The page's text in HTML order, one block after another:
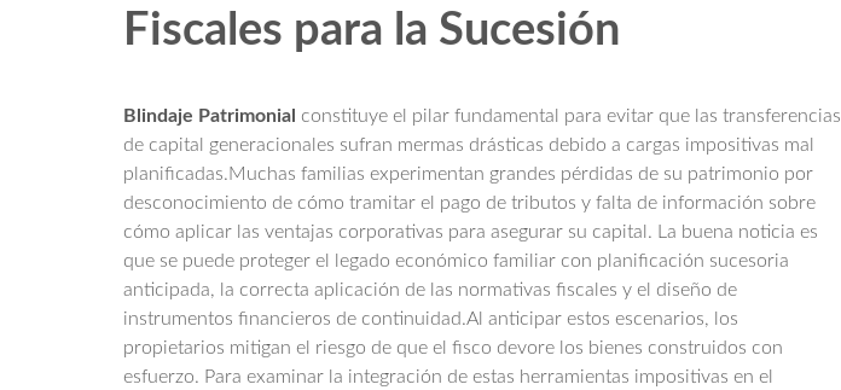
Fiscales para la Sucesión
Blindaje Patrimonial constituye el pilar fundamental para evitar que las transferencias
de capital generacionales sufran mermas drásticas debido a cargas impositivas mal
planificadas.Muchas familias experimentan grandes pérdidas de su patrimonio por
desconocimiento de cómo tramitar el pago de tributos y falta de información sobre
cómo aplicar las ventajas corporativas para asegurar su capital. La buena noticia es
que se puede proteger el legado económico familiar con planificación sucesoria
anticipada, la correcta aplicación de las normativas fiscales y el diseño de
instrumentos financieros de continuidad.Al anticipar estos escenarios, los
propietarios mitigan el riesgo de que el fisco devore los bienes construidos con
esfuerzo. Para examinar la integración de estas herramientas impositivas en el